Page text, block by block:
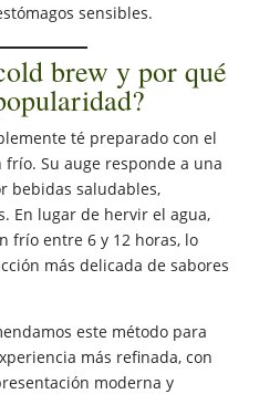
sensibles.
brew y por qué
té preparado con el
Su auge responde a una
bebidas saludables,
En lugar de hervir el agua,
frío entre 6 y 12 horas, lo
más delicada de sabores
este método para
más refinada, con
moderna y